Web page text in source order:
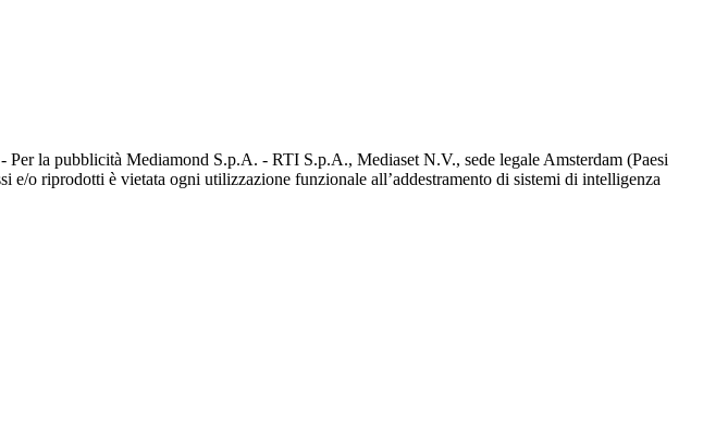
la pubblicità Mediamond S.p.A. - RTI S.p.A., Mediaset N.V., sede legale Amsterdam (Paesi
e/o riprodotti è vietata ogni utilizzazione funzionale all’addestramento di sistemi di intelligenza